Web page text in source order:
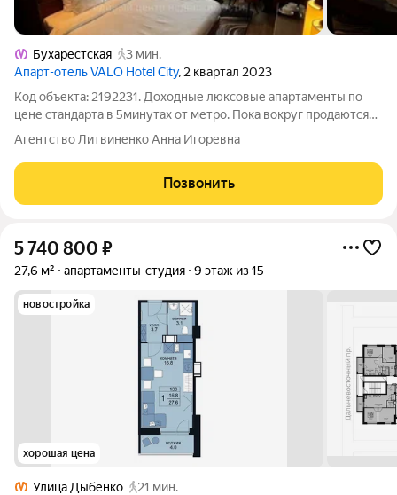
Бухарестская
3 мин.
Апарт-отель VALO Hotel City, 2 квартал 2023
Код объекта: 2192231. Доходные люксовые апартаменты по
цене стандарта в 5минутах от метро. Пока вокруг продаются
обычные студии, вы на тех же условиях получаете стильный
интерьер и экономите от 500000 на ремонте и мебели ПРО
АППАРТАМЕНТ: Общая
Агентство Литвиненко Анна Игоревна
Позвонить
5 740 800 ₽
27,6 м² апартаменты-студия 9 этаж из 15
новостройка
хорошая цена
Улица Дыбенко
21 мин.